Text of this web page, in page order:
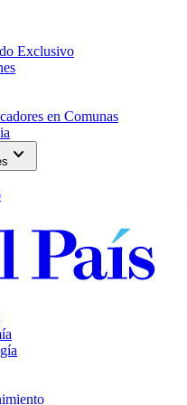
Exclusivo
en Comunas
expand_more